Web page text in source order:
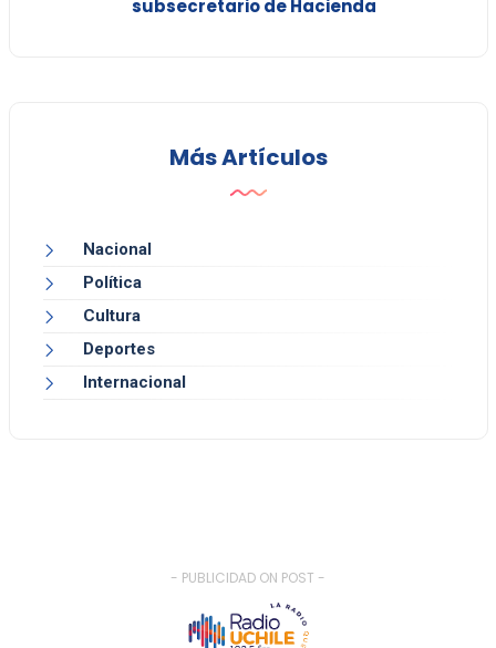
subsecretario de Hacienda
Más Artículos
Nacional
Política
Cultura
Deportes
Internacional
- PUBLICIDAD ON POST -